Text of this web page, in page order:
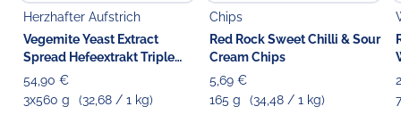
Herzhafter Aufstrich
Vegemite Yeast Extract
Spread Hefeextrakt Triple
Pack
54,90 €
3x560 g
(32,68 / 1 kg)
Chips
Red Rock Sweet Chilli & Sour
Cream Chips
5,69 €
165 g
(34,48 / 1 kg)